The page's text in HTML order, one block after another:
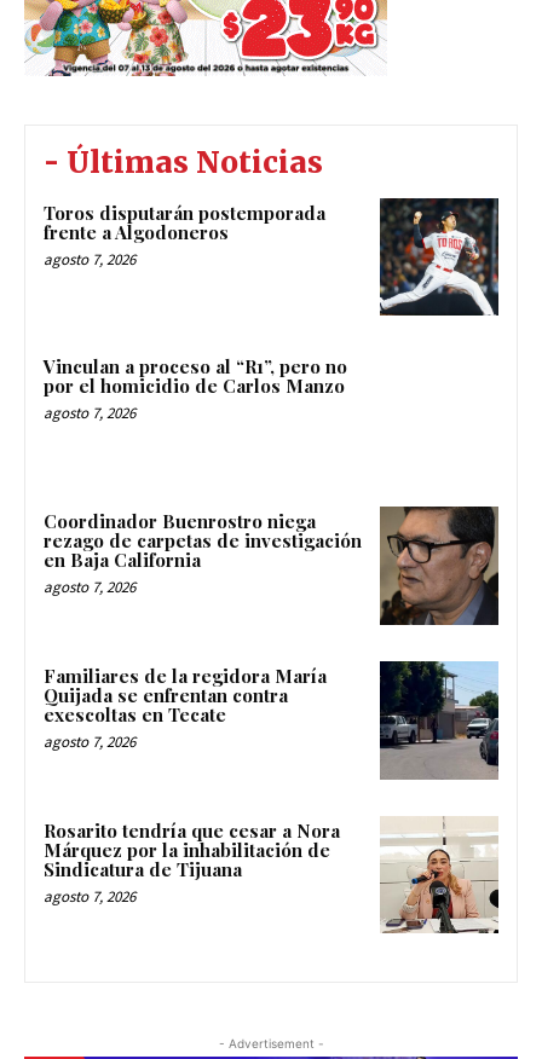
- Últimas Noticias
Toros disputarán postemporada
frente a Algodoneros
agosto 7, 2026
Vinculan a proceso al “R1”, pero no
por el homicidio de Carlos Manzo
agosto 7, 2026
Coordinador Buenrostro niega
rezago de carpetas de investigación
en Baja California
agosto 7, 2026
Familiares de la regidora María
Quijada se enfrentan contra
exescoltas en Tecate
agosto 7, 2026
Rosarito tendría que cesar a Nora
Márquez por la inhabilitación de
Sindicatura de Tijuana
agosto 7, 2026
- Advertisement -